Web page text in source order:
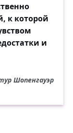
к которой
и
Шопенгауэр